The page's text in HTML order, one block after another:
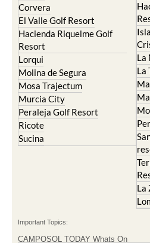
Corvera
El Valle Golf Resort
Hacienda Riquelme Golf
Resort
Lorqui
Molina de Segura
Mosa Trajectum
Murcia City
Peraleja Golf Resort
Ricote
Sucina
La
La
La
Important Topics:
CAMPOSOL TODAY Whats On